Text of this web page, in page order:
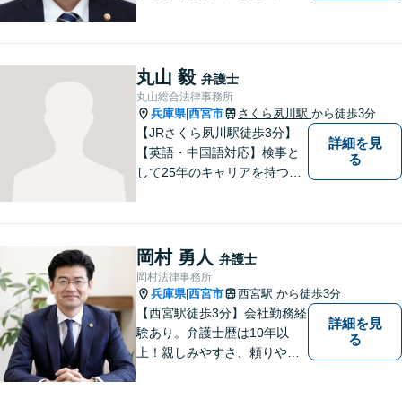
たら、お気軽にご相談くださ
い。
丸山 毅 弁護士
丸山総合法律事務所
兵庫県|西宮市 さくら夙川駅 から徒歩3分
【JRさくら夙川駅徒歩3分】
【英語・中国語対応】検事と
して25年のキャリアを持つ弁
ります。まずはご相談へお越
しください【完全個室対応】
詳細を見
る
岡村 勇人 弁護士
岡村法律事務所
兵庫県|西宮市 西宮駅 から徒歩3分
【西宮駅徒歩3分】会社勤務経
験あり。弁護士歴は10年以
上！親しみやすさ、頼りやす
詳細を見
る